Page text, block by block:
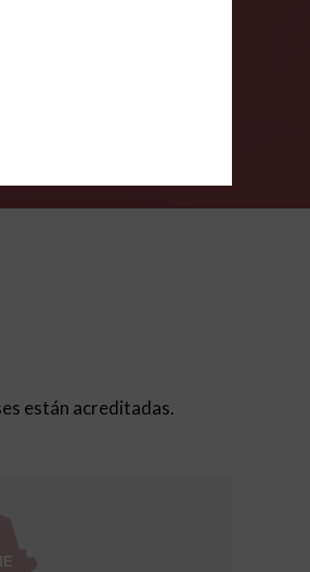
están acreditadas.